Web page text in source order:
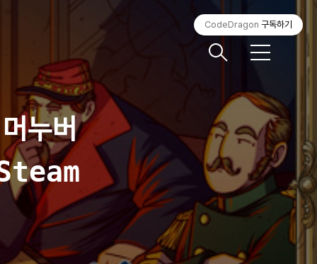
메
누버
CodeDragon 구독하기